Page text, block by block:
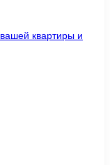
квартиры и